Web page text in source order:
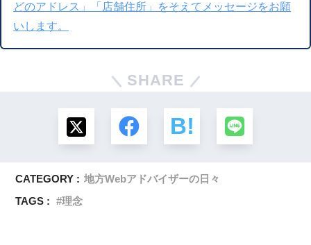
どのアドレス」「店舗住所」をそえてメッセージをお願
いします。
SHARE
CATEGORY : 地方Webアドバイザーの日々
TAGS :
理念